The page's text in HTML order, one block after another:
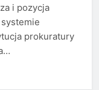
i pozycja
prokuratury